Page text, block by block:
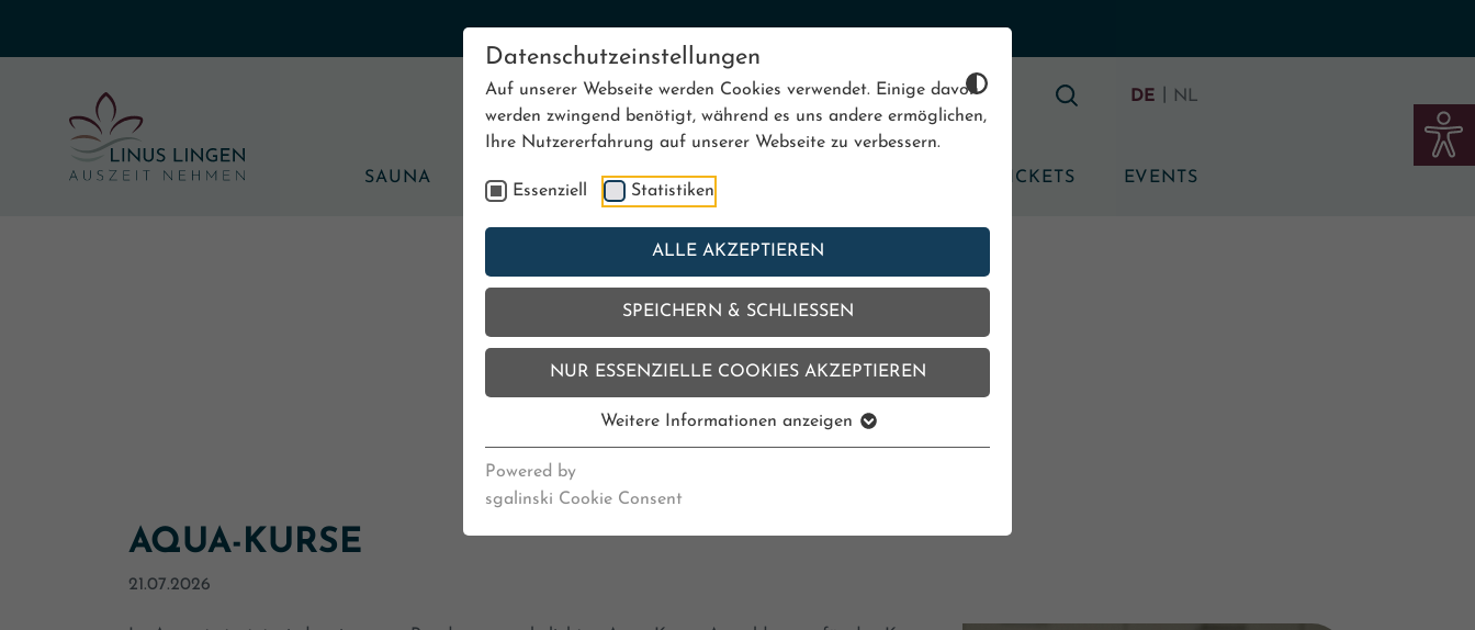
Datenschutzeinstellungen
Auf unserer Webseite werden Cookies verwendet. Einige davon
werden zwingend benötigt, während es uns andere ermöglichen,
Ihre Nutzererfahrung auf unserer Webseite zu verbessern.
Essenziell Statistiken
ALLE AKZEPTIEREN
SPEICHERN & SCHLIESSEN
NUR ESSENZIELLE COOKIES AKZEPTIEREN
Weitere Informationen anzeigen
Powered by
sgalinski Cookie Consent
DE NL
SAUNA WELLNESS BÄDER TICKETS EVENTS
NEUIGKEITEN
BLEIBEN SIE AUF DEM LAUFENDEN.
AQUA-KURSE
21.07.2026